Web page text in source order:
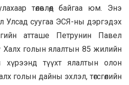
төлөвлөөд байгаа юм. Энэ
Улсад суугаа ЭСЯ-ны дэргэдэх
атташе Петрунин Павел
Халх голын ялалтын 85 жилийн
түүхт ялалтын олон
голын дайны эхлэл, төгсгөлийн